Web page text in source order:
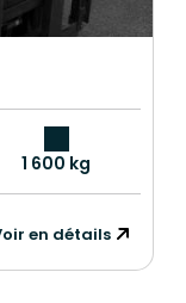
1 600 kg
en détails